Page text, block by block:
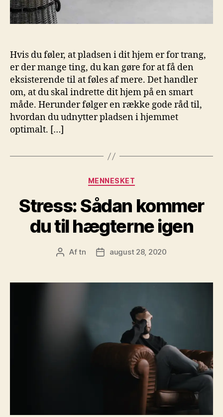
Hvis du føler, at pladsen i dit hjem er for trang,
er der mange ting, du kan gøre for at få den
eksisterende til at føles af mere. Det handler
om, at du skal indrette dit hjem på en smart
måde. Herunder følger en række gode råd til,
hvordan du udnytter pladsen i hjemmet
optimalt. […]
Kategorier
MENNESKET
Stress: Sådan kommer
du til hægterne igen
Indlægsforfatter
Aftn Indlægsdato
august 28, 2020